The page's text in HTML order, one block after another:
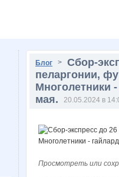
Блог > Сбор-
пеларгонии,
Многолетники
мая.
20.05.2024 в
Просмотреть или